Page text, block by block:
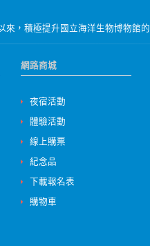
，積極提升國立海洋生物博物館
網路商城
夜宿活動
體驗活動
線上購票
紀念品
下載報名表
購物車